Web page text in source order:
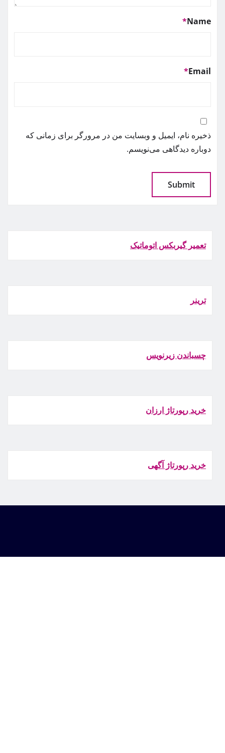
Name
*
Email
*
ذخیره نام، ایمیل و وبسایت من در مرورگر برای زمانی که
دوباره دیدگاهی می‌نویسم.
تعمیر گیربکس اتوماتیک
ترينر
چسباندن زيرنويس
خرید رپورتاژ ارزان
خرید رپورتاژ آگهی